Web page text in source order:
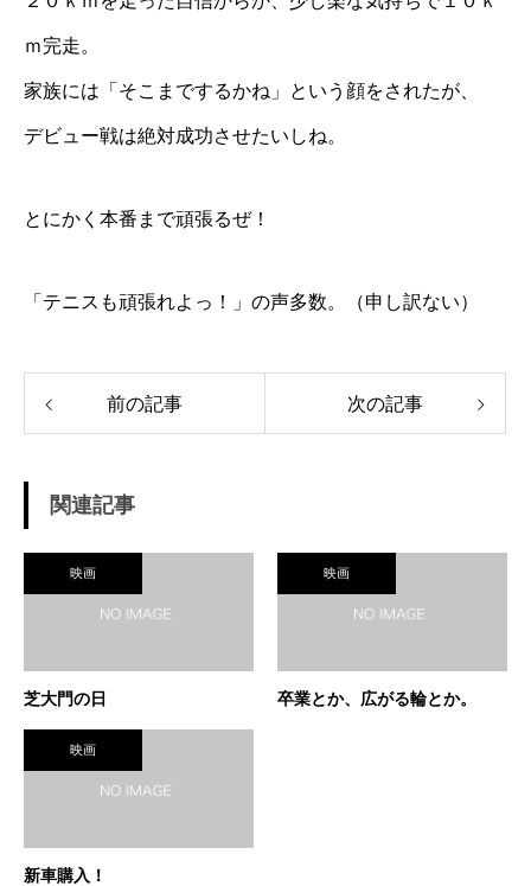
ｍ完走。
家族には「そこまでするかね」という顔をされたが、
デビュー戦は絶対成功させたいしね。
とにかく本番まで頑張るぜ！
「テニスも頑張れよっ！」の声多数。（申し訳ない）
前の記事 次の記事
関連記事
映画
芝大門の日
映画
卒業とか、広がる輪とか。
映画
新車購入！